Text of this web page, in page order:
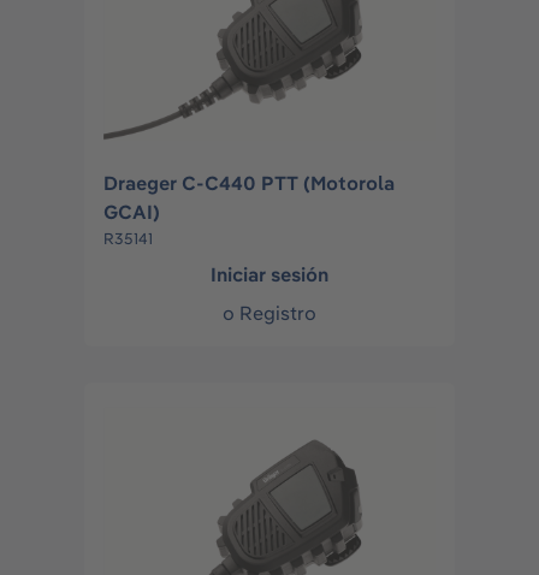
Draeger C-C440 PTT (Motorola
GCAI)
R35141
Iniciar sesión
o Registro